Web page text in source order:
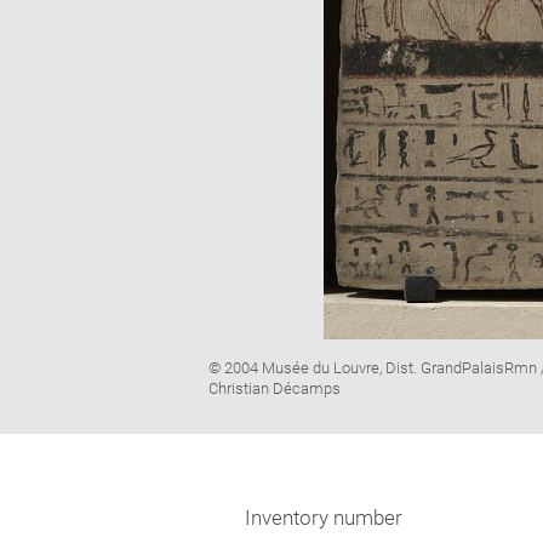
Image
caption:
© 2004 Musée du Louvre, Dist. GrandPalaisRmn
Christian Décamps
Inventory number